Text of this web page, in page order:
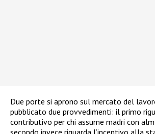
Due porte si aprono sul mercato del
pubblicato due provvedimenti: il primo
contributivo per chi assume madri con
secondo invece riguarda l’incentivo alla